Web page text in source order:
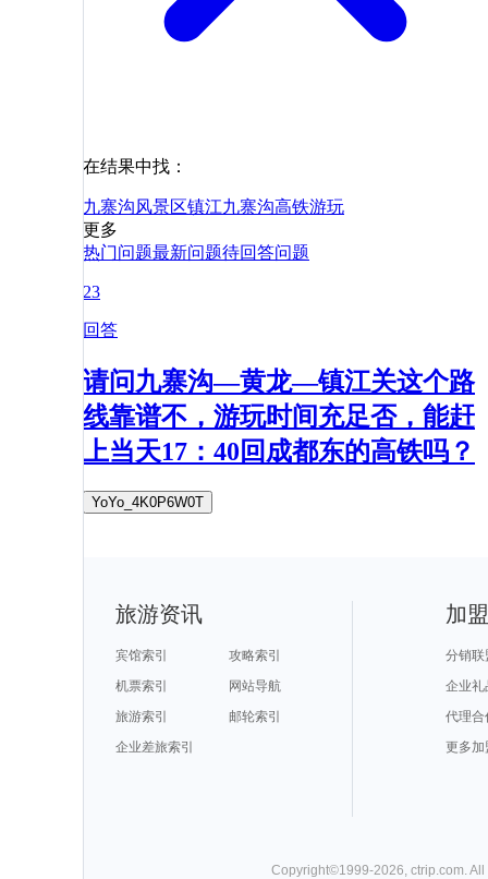
在结果中找：
九寨沟风景区镇江九寨沟高铁游玩
更多
热门问题最新问题待回答问题
23
回答
请问九寨沟—黄龙—镇江关这个路
线靠谱不，游玩时间充足否，能赶
上当天17：40回成都东的高铁吗？
YoYo_4K0P6W0T
旅游资讯
宾馆索引
攻略索引
机票索引
网站导航
旅游索引
邮轮索引
企业差旅索引
加
分销联
企业礼
代理合
更多加
Copyright©1999-2026 ctrip.com .